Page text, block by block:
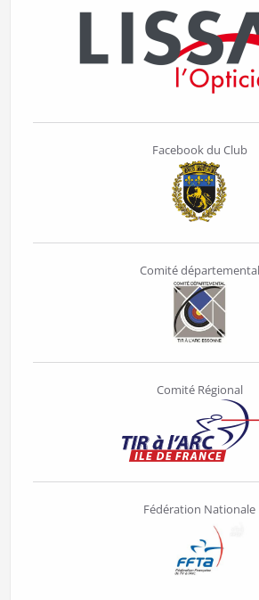
Facebook du Club
Comité départemental
Comité Régional
Fédération Nationale